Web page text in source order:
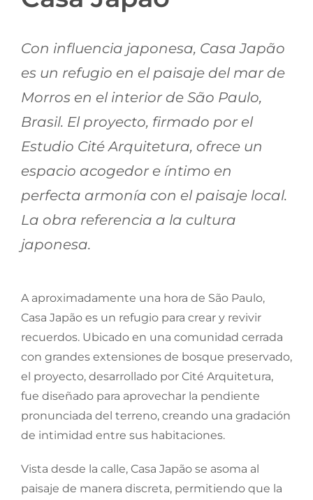
Jornadas AIE
Premios y concursos
Socios
Contacto
Con influencia japonesa, Casa Japão
es un refugio en el paisaje del mar de
Morros en el interior de São Paulo,
Brasil. El proyecto, firmado por el
Estudio Cité Arquitetura, ofrece un
espacio acogedor e íntimo en
perfecta armonía con el paisaje local.
La obra referencia a la cultura
japonesa.
A aproximadamente una hora de São Paulo,
Casa Japão es un refugio para crear y revivir
recuerdos. Ubicado en una comunidad cerrada
con grandes extensiones de bosque preservado,
el proyecto, desarrollado por Cité Arquitetura,
fue diseñado para aprovechar la pendiente
pronunciada del terreno, creando una gradación
de intimidad entre sus habitaciones.
Vista desde la calle, Casa Japão se asoma al
paisaje de manera discreta, permitiendo que la